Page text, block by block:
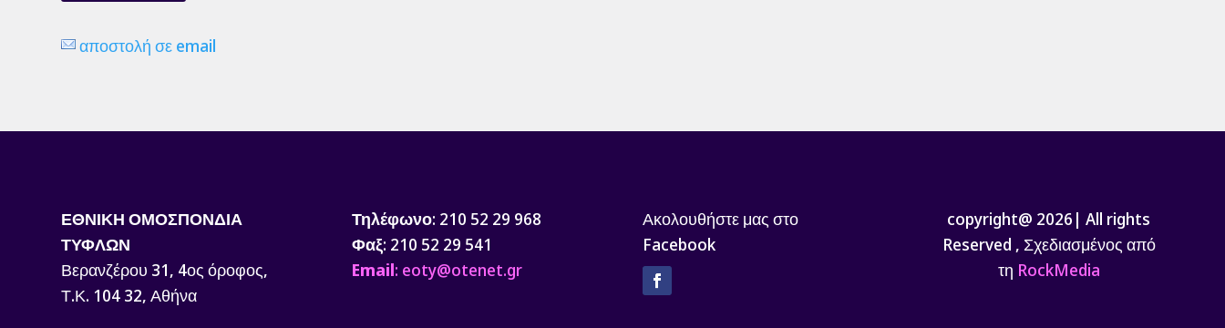
αποστολή σε email
ΕΘΝΙΚΗ ΟΜΟΣΠΟΝΔΙΑ
ΤΥΦΛΩΝ
Βερανζέρου 31, 4ος όροφος,
Τ.Κ. 104 32, Αθήνα
Τηλέφωνο: 210 52 29 968
Φαξ: 210 52 29 541
Email: eoty@otenet.gr
Ακολουθήστε μας στο
Facebook
copyright@ 2026| All rights
Reserved , Σχεδιασμένος από
τη RockMedia